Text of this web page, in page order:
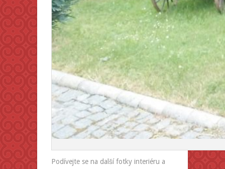
Podívejte se na další fotky interiéru a